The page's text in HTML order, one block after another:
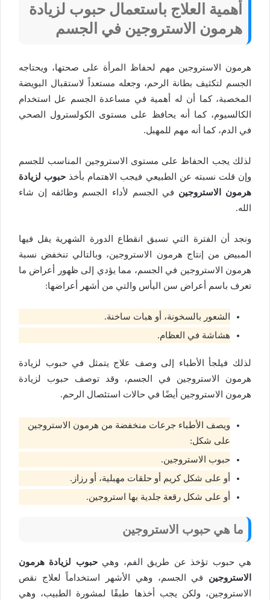
أهمية العلاج باستعمال حبوب لزيادة
هرمون الاستروجين في الجسم
هرمون الاستروجين مهم لحفاظ المرأة على صحتها، ويحتاجه
الجسم لتكثيف بطانة الرحم، وجعله مستعداً لاستقبال البويضة
المخصبة، كما أن له أهمية في مساعدة الجسم عل استخدام
الكالسيوم، كما أنه يحافظ على مستوى الكولسترول الصحي
في الدم، كما أنه مهم للمهبل.
لذلك يجب الحفاظ على مستوى الاستروجين المناسب للجسم
وإن قلت نسبته عن الطبيعي فيجب الاهتمام بأخذ حبوب لزيادة
هرمون الاستروجين في الجسم لأداء الجسم وظائفه إن شاء
الله.
ونجد أن الفترة التي تسبق انقطاع الدورة الشهرية يقل فيها
المبيض من إنتاج هرمون الاستروجين، وبالتالي تنخفض نسبة
هرمون الاستروجين في الجسم، مما يؤدي إلى ظهور أعراض ما
تعرف باسم أعراض سن اليأس والتي من أشهر أعراضها:
الشعور بالسخونة، أو هبات ساخنة.
هشاشة في العظام.
لذلك فيلجأ الأطباء إلى وصف علاج يتمثل في حبوب لزيادة
هرمون الاستروجين في الجسم، وقد توصف حبوب لزيادة
هرمون الاستروجين أيضًا في حالات استئصال الرحم.
ويصف الأطباء جرعات منخفضة من هرمون الاستروجين
على شكل:
حبوب الاستروجين.
أو على شكل كريم أو حلقات مهبلية، أو رزاز.
أو على شكل رقعة جلدية بها استروجين.
ما هي حبوب الاستروجين
هي حبوب تؤخذ عن طريق الفم، وهيحبوب لزيادة هرمون
الاستروجين في الجسم، وهي الأشهر استخداماً لعلاج نقص
الاستروجين، ولكن يجب أخذها طبقًا لمشورة الطبيب، وهي